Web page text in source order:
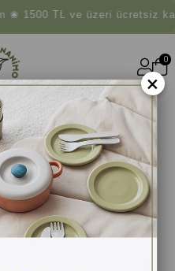
1500 TL ve üzeri ücretsiz
0
×